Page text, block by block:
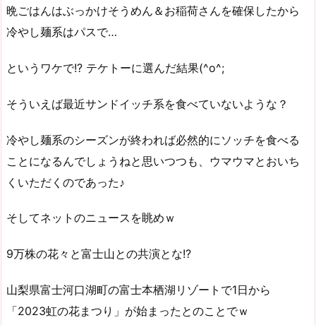
晩ごはんはぶっかけそうめん＆お稲荷さんを確保したから
冷やし麺系はパスで…
というワケで!? テケトーに選んだ結果(^o^;
そういえば最近サンドイッチ系を食べていないような？
冷やし麺系のシーズンが終われば必然的にソッチを食べる
ことになるんでしょうねと思いつつも、ウマウマとおいち
くいただくのであった♪
そしてネットのニュースを眺めｗ
9万株の花々と富士山との共演とな!?
山梨県富士河口湖町の富士本栖湖リゾートで1日から
「2023虹の花まつり」が始まったとのことでｗ